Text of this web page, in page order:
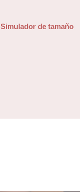
Simulador de tamaño